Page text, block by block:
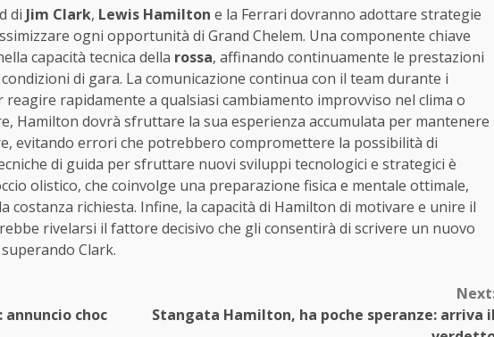
di Jim Clark, Lewis Hamilton e la Ferrari dovranno adottare strategie
ogni opportunità di Grand Chelem. Una componente chiave
capacità tecnica della rossa, affinando continuamente le prestazioni
di gara. La comunicazione continua con il team durante i
rapidamente a qualsiasi cambiamento improvviso nel clima o
Hamilton dovrà sfruttare la sua esperienza accumulata per mantenere
evitando errori che potrebbero compromettere la possibilità di
di guida per sfruttare nuovi sviluppi tecnologici e strategici è
olistico, che coinvolge una preparazione fisica e mentale ottimale,
costanza richiesta. Infine, la capacità di Hamilton di motivare e unire il
rivelarsi il fattore decisivo che gli consentirà di scrivere un nuovo
Clark.
choc
Stangata Hamilton, ha poche speranze: arriva